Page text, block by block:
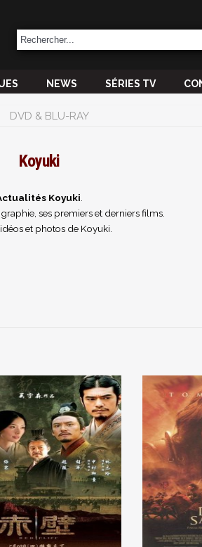
NEWS SÉRIES TV
DVD & BLU-RAY
Koyuki
Koyuki
ses premiers et derniers films.
et photos de Koyuki.